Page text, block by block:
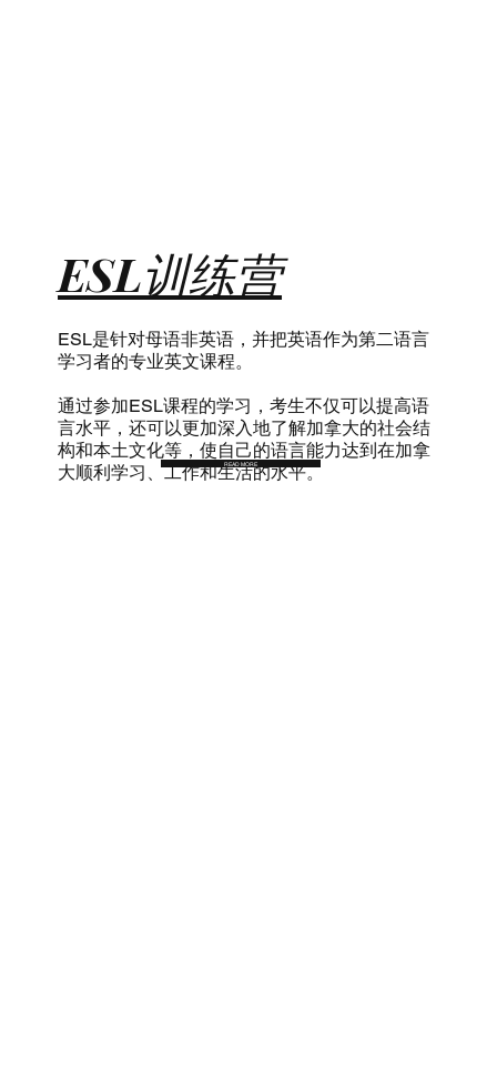
ESL训练营
ESL是针对母语非英语，并把英语作为第二语言
学习者的专业英文课程。
通过参加ESL课程的学习，考生不仅可以提高语
言水平，还可以更加深入地了解加拿大的社会结
构和本土文化等，使自己的语言能力达到在加拿
大顺利学习、工作和生活的水平。
READ MORE